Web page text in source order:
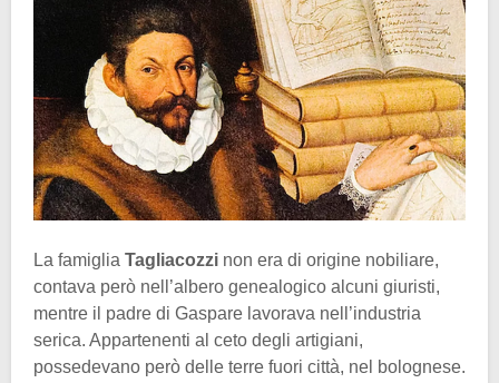
La famiglia Tagliacozzi non era di origine nobiliare,
contava però nell’albero genealogico alcuni giuristi,
mentre il padre di Gaspare lavorava nell’industria
serica. Appartenenti al ceto degli artigiani,
possedevano però delle terre fuori città, nel bolognese.